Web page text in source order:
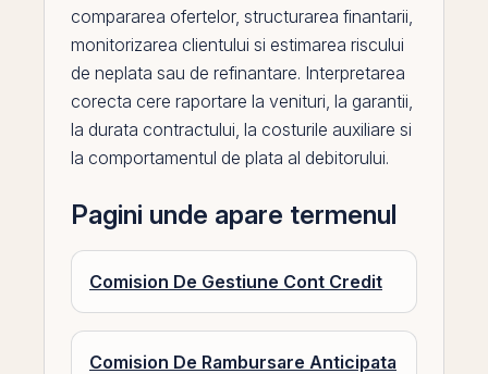
compararea ofertelor, structurarea finantarii,
monitorizarea clientului si estimarea riscului
de neplata sau de refinantare. Interpretarea
corecta cere raportare la venituri, la garantii,
la durata contractului, la costurile auxiliare si
la comportamentul de plata al debitorului.
Pagini unde apare termenul
Comision De Gestiune Cont Credit
Comision De Rambursare Anticipata